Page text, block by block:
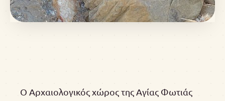
Ο Αρχαιολογικός χώρος της Αγίας Φωτιάς